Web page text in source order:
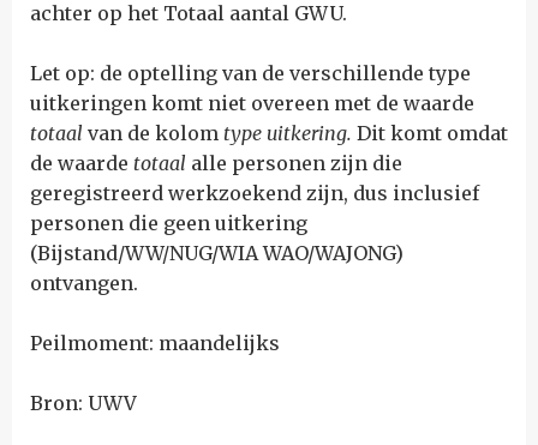
achter op het Totaal aantal GWU.
Let op: de optelling van de verschillende type
uitkeringen komt niet overeen met de waarde
totaal van de kolom type uitkering. Dit komt omdat
de waarde totaal alle personen zijn die
geregistreerd werkzoekend zijn, dus inclusief
personen die geen uitkering
(Bijstand/WW/NUG/WIA WAO/WAJONG)
ontvangen.
Peilmoment: maandelijks
Bron: UWV